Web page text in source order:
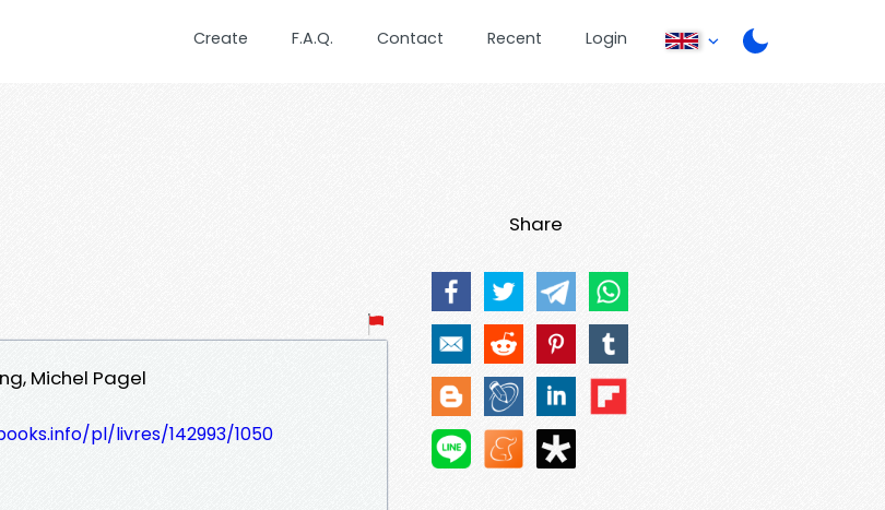
Create F.A.Q. Contact Recent Login
Michel Pagel
pl/livres/142993/1050
Share